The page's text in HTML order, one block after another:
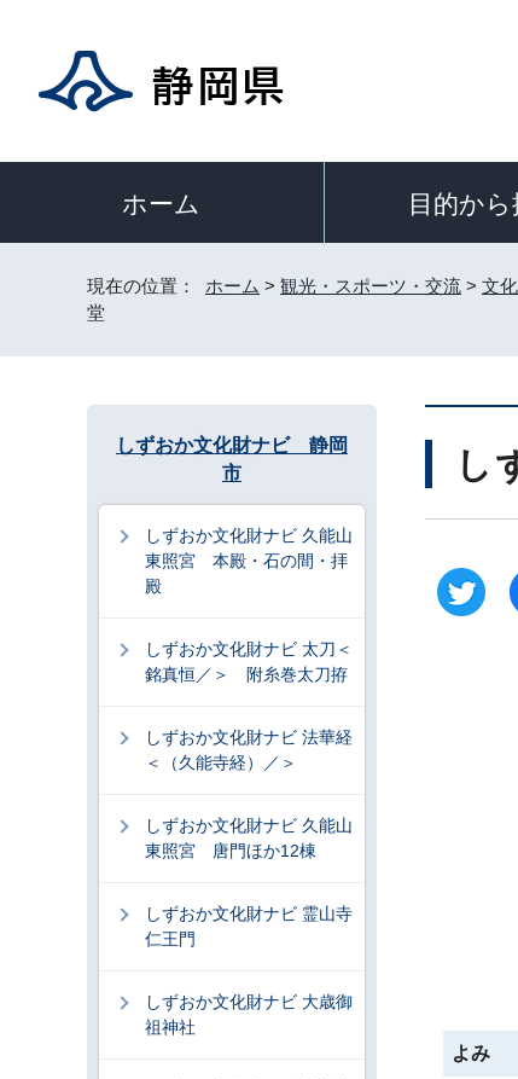
ホーム 目的から
現在の位置： ホーム > 観光・スポーツ・交流 > 文
堂
し
よみ
しずおか文化財ナビ 静岡
市
しずおか文化財ナビ 久能山
東照宮 本殿・石の間・拝
殿
しずおか文化財ナビ 太刀＜
銘真恒／＞ 附糸巻太刀拵
しずおか文化財ナビ 法華経
＜（久能寺経）／＞
しずおか文化財ナビ 久能山
東照宮 唐門ほか12棟
しずおか文化財ナビ 霊山寺
仁王門
しずおか文化財ナビ 大歳御
祖神社